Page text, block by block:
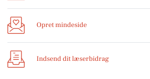
Opret mindeside
Indsend dit læserbidrag